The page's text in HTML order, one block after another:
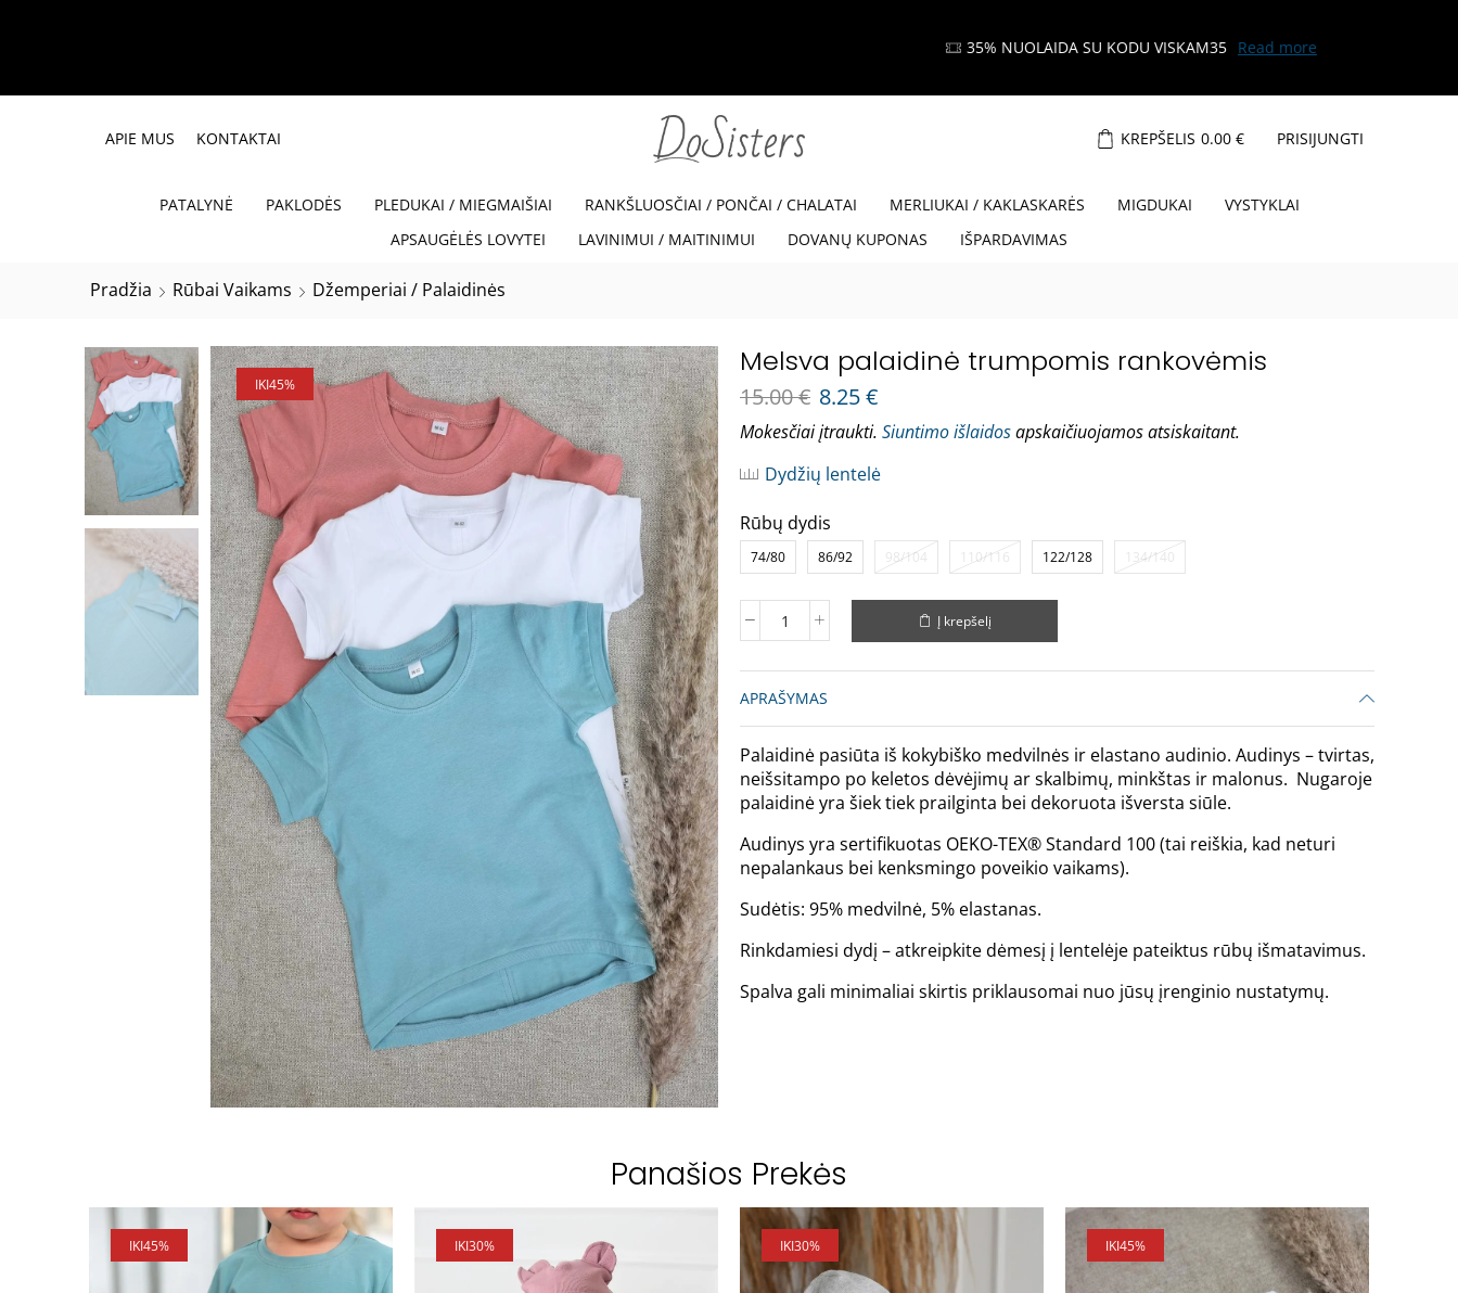
APIE MUS KONTAKTAI KREPŠELIS 0.00 € PRISIJUNGTI
PATALYNĖ PAKLODĖS PLEDUKAI / MIEGMAIŠIAI RANKŠLUOSČIAI / PONČAI / CHALATAI MERLIUKAI / KAKLASKARĖS MIGDUKAI
VYSTYKLAI
APSAUGĖLĖS LOVYTEI
LAVINIMUI / MAITINIMUI DOVANŲ KUPONAS IŠPARDAVIMAS
Pradžia Rūbai Vaikams Džemperiai / Palaidinės
IKI45%
Melsva palaidinė trumpomis rankovėmis
15.00€ 8.25€
Mokesčiai įtraukti. Siuntimo išlaidosapskaičiuojamos atsiskaitant.
Dydžių lentelė
Rūbų dydis
74/80 86/92 98/104 110/116 122/128 134/140
Į krepšelį
APRAŠYMAS
Palaidinė pasiūta iš kokybiško medvilnės ir elastano audinio. Audinys – tvirtas,
neišsitampo po keletos dėvėjimų ar skalbimų, minkštas ir malonus. Nugaroje
palaidinė yra šiek tiek prailginta bei dekoruota išversta siūle.
Audinys yra sertifikuotas OEKO-TEX® Standard 100 (tai reiškia, kad neturi
nepalankaus bei kenksmingo poveikio vaikams).
Sudėtis: 95% medvilnė, 5% elastanas.
Rinkdamiesi dydį – atkreipkite dėmesį į lentelėje pateiktus rūbų išmatavimus.
Spalva gali minimaliai skirtis priklausomai nuo jūsų įrenginio nustatymų.
Panašios Prekės
IKI45% IKI30% IKI30% IKI45%